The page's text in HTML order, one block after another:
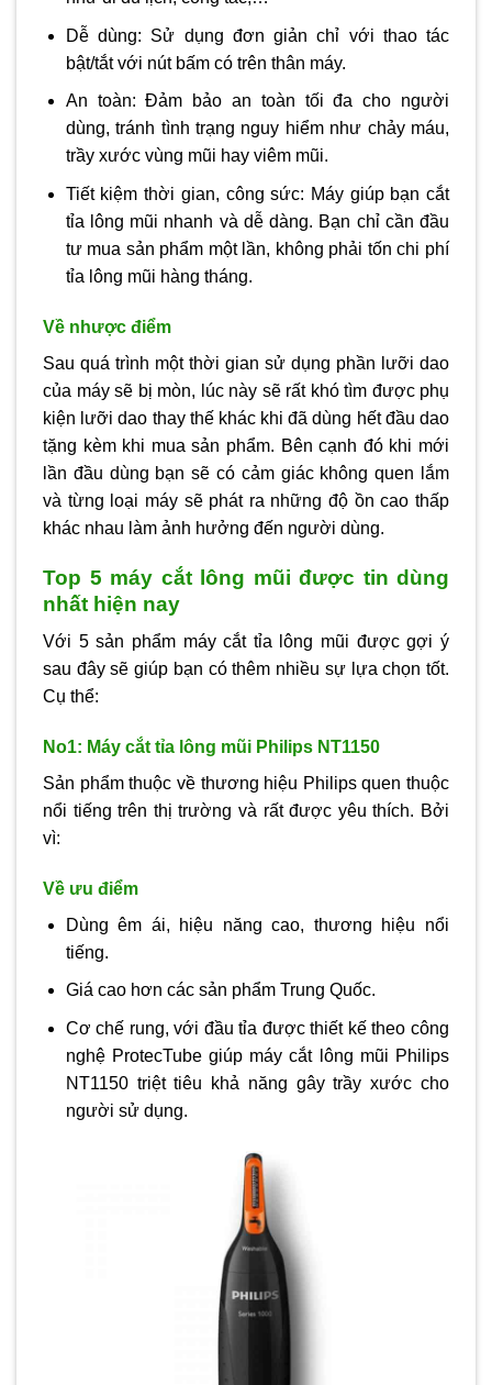
Dễ dùng: Sử dụng đơn giản chỉ với thao tác
bật/tắt với nút bấm có trên thân máy.
An toàn: Đảm bảo an toàn tối đa cho người
dùng, tránh tình trạng nguy hiểm như chảy máu,
trầy xước vùng mũi hay viêm mũi.
Tiết kiệm thời gian, công sức: Máy giúp bạn cắt
tỉa lông mũi nhanh và dễ dàng. Bạn chỉ cần đầu
tư mua sản phẩm một lần, không phải tốn chi phí
tỉa lông mũi hàng tháng.
Về nhược điểm
Sau quá trình một thời gian sử dụng phần lưỡi dao
của máy sẽ bị mòn, lúc này sẽ rất khó tìm được phụ
kiện lưỡi dao thay thế khác khi đã dùng hết đầu dao
tặng kèm khi mua sản phẩm. Bên cạnh đó khi mới
lần đầu dùng bạn sẽ có cảm giác không quen lắm
và từng loại máy sẽ phát ra những độ ồn cao thấp
khác nhau làm ảnh hưởng đến người dùng.
Top 5 máy cắt lông mũi được tin dùng
nhất hiện nay
Với 5 sản phẩm máy cắt tỉa lông mũi được gợi ý
sau đây sẽ giúp bạn có thêm nhiều sự lựa chọn tốt.
Cụ thể:
No1: Máy cắt tỉa lông mũi Philips NT1150
Sản phẩm thuộc về thương hiệu Philips quen thuộc
nổi tiếng trên thị trường và rất được yêu thích. Bởi
vì:
Về ưu điểm
Dùng êm ái, hiệu năng cao, thương hiệu nổi
tiếng.
Giá cao hơn các sản phẩm Trung Quốc.
Cơ chế rung, với đầu tỉa được thiết kế theo công
nghệ ProtecTube giúp máy cắt lông mũi Philips
NT1150 triệt tiêu khả năng gây trầy xước cho
người sử dụng.